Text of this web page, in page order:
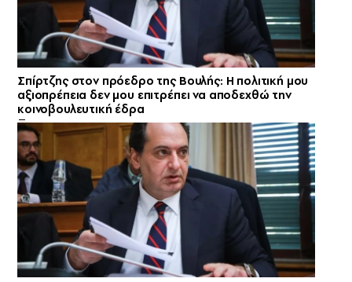
Σπίρτζης στον πρόεδρο της Βουλής: Η πολιτική μου
αξιοπρέπεια δεν μου επιτρέπει να αποδεχθώ την
κοινοβουλευτική έδρα